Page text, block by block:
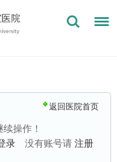
返回医院首页
操作！
录 没有账号请注册